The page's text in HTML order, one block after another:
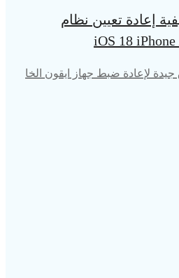
إعادة تعيين نظام
لإعادة ضبط جهاز ايقون الخا